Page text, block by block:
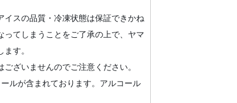
イスの品質・冷凍状態は保証できかね
ってしまうことをご了承の上で、ヤマ
す。
ざいませんのでご注意ください。
ルが含まれております。アルコール